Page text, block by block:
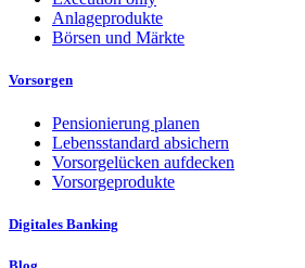
Anlageprodukte
Börsen und Märkte
Vorsorgen
Pensionierung planen
Lebensstandard absichern
Vorsorgelücken aufdecken
Vorsorgeprodukte
Digitales Banking